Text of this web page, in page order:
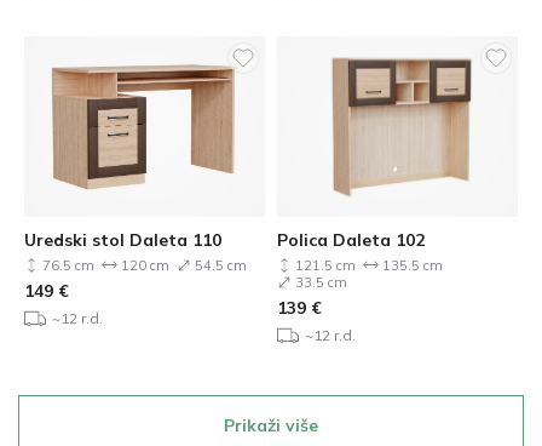
Uredski stol Daleta 110
76.5 cm 120 cm 54.5 cm
149 €
~12 r.d.
Polica Daleta 102
121.5 cm
135.5 cm
33.5 cm
139 €
~12 r.d.
Prikaži više